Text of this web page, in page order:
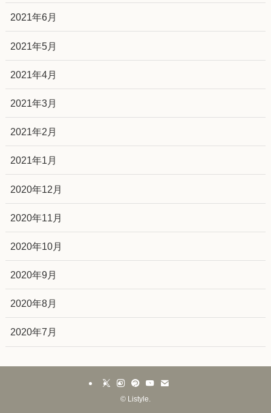
2021年6月
2021年5月
2021年4月
2021年3月
2021年2月
2021年1月
2020年12月
2020年11月
2020年10月
2020年9月
2020年8月
2020年7月
© Listyle.